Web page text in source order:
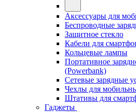
Аксессуары для
Беспроводные
Защитное стекло
Кабели для
Кольцевые лампы
Портативное
(Powerbank)
Сетевые зарядные
Чехлы для
Штативы для
Гаджеты